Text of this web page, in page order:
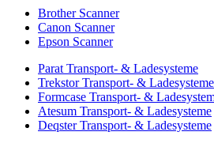
Brother Scanner
Canon Scanner
Epson Scanner
Parat Transport- & Ladesysteme
Trekstor Transport- & Ladesysteme
Formcase Transport- &
Atesum Transport- & Ladesysteme
Deqster Transport- & Ladesysteme